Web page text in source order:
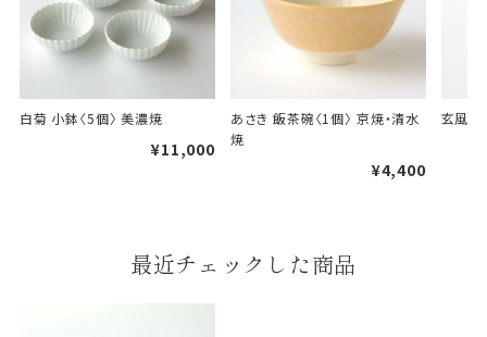
一般的なギフト包装
包装
のし・包装体裁により、紐（ひも）掛けしない場合が
段ボールの上から熨斗紙・包
白菊 小鉢〈5個〉 美濃焼
¥11,000
あさき 飯茶碗〈1個〉 京焼・清水
焼
¥4,400
玄風 飯
最近チェックした商品